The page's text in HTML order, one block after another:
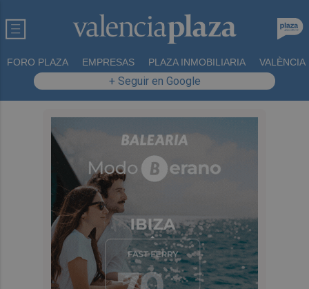
FORO PLAZA EMPRESAS PLAZA INMOBILIARIA VALÈNCIA
+ Seguir en Google